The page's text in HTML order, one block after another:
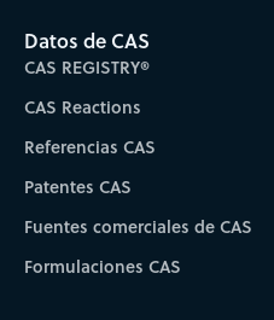
Datos de CAS
CAS REGISTRY®
CAS Reactions
Referencias CAS
Patentes CAS
Fuentes comerciales de CAS
Formulaciones CAS